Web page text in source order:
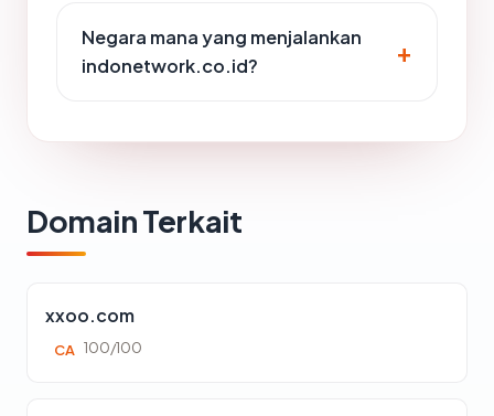
Negara mana yang menjalankan
indonetwork.co.id?
Domain Terkait
xxoo.com
CA 100/100